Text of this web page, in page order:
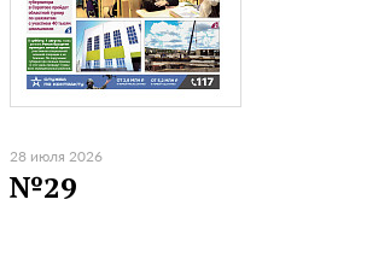
28 июля 2026
№29